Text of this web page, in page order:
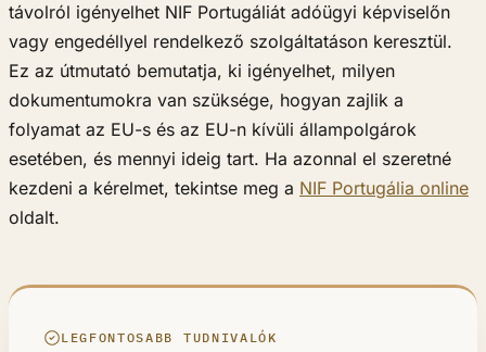
távolról igényelhet NIF Portugáliát adóügyi képviselőn
vagy engedéllyel rendelkező szolgáltatáson keresztül.
Ez az útmutató bemutatja, ki igényelhet, milyen
dokumentumokra van szüksége, hogyan zajlik a
folyamat az EU-s és az EU-n kívüli állampolgárok
esetében, és mennyi ideig tart. Ha azonnal el szeretné
kezdeni a kérelmet, tekintse meg a NIF Portugália online
oldalt.
LEGFONTOSABB TUDNIVALÓK